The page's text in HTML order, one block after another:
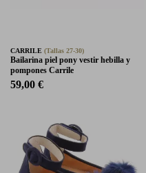
CARRILE (Tallas 27-30)
Bailarina piel pony vestir hebilla y
pompones Carrile
59,00 €